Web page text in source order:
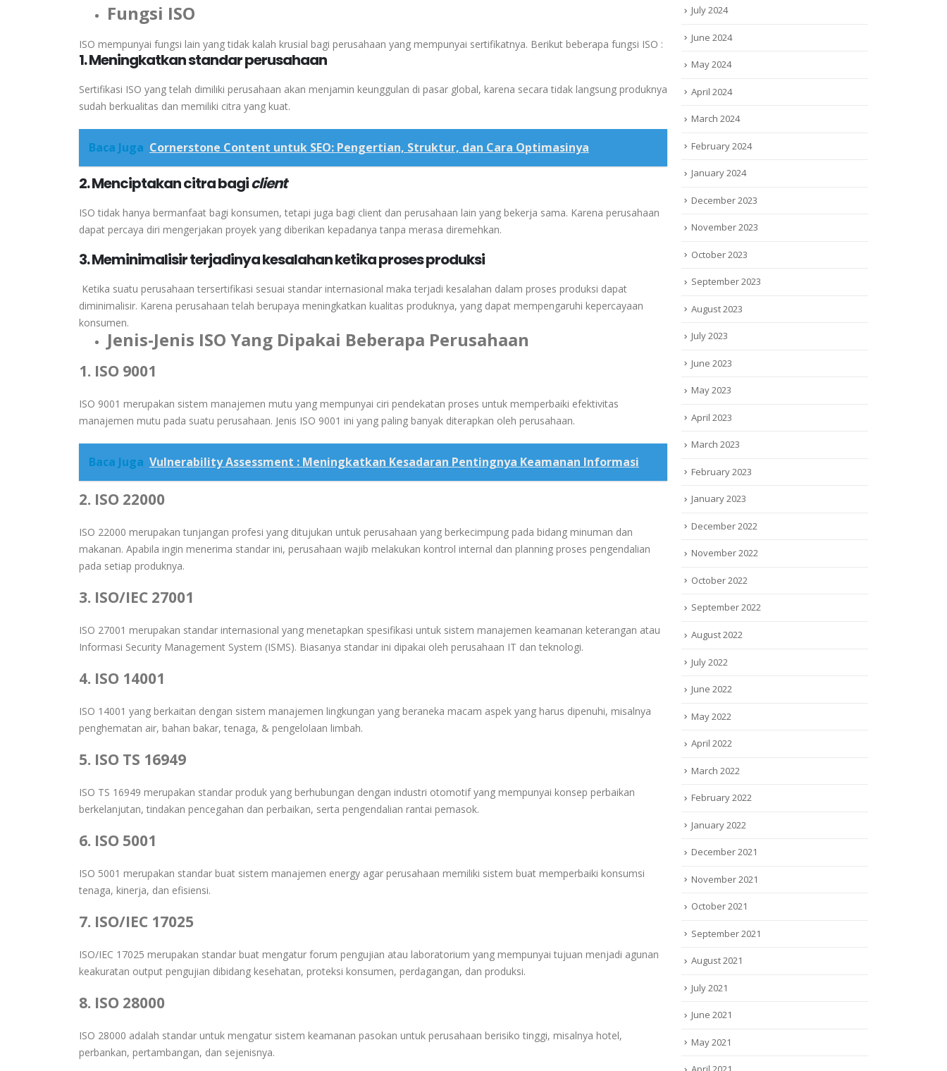
Fungsi ISO
ISO mempunyai fungsi lain yang tidak kalah krusial bagi perusahaan yang mempunyai sertifikatnya. Berikut beberapa fungsi ISO :
1. Meningkatkan standar perusahaan
Sertifikasi ISO yang telah dimiliki perusahaan akan menjamin keunggulan di pasar global, karena secara tidak langsung produknya
sudah berkualitas dan memiliki citra yang kuat.
Baca Juga Cornerstone Content untuk SEO: Pengertian, Struktur, dan Cara Optimasinya
2. Menciptakan citra bagiclient
ISO tidak hanya bermanfaat bagi konsumen, tetapi juga bagi client dan perusahaan lain yang bekerja sama. Karena perusahaan
dapat percaya diri mengerjakan proyek yang diberikan kepadanya tanpa merasa diremehkan.
3. Meminimalisir terjadinya kesalahan ketika proses produksi
Ketika suatu perusahaan tersertifikasi sesuai standar internasional maka terjadi kesalahan dalam proses produksi dapat
diminimalisir. Karena perusahaan telah berupaya meningkatkan kualitas produknya, yang dapat mempengaruhi kepercayaan
konsumen.
Jenis-Jenis ISO Yang Dipakai Beberapa Perusahaan
1. ISO 9001
ISO 9001 merupakan sistem manajemen mutu yang mempunyai ciri pendekatan proses untuk memperbaiki efektivitas
manajemen mutu pada suatu perusahaan. Jenis ISO 9001 ini yang paling banyak diterapkan oleh perusahaan.
Baca Juga Vulnerability Assessment : Meningkatkan Kesadaran Pentingnya Keamanan Informasi
2. ISO 22000
ISO 22000 merupakan tunjangan profesi yang ditujukan untuk perusahaan yang berkecimpung pada bidang minuman dan
makanan. Apabila ingin menerima standar ini, perusahaan wajib melakukan kontrol internal dan planning proses pengendalian
pada setiap produknya.
3. ISO/IEC 27001
ISO 27001 merupakan standar internasional yang menetapkan spesifikasi untuk sistem manajemen keamanan keterangan atau
Informasi Security Management System (ISMS). Biasanya standar ini dipakai oleh perusahaan IT dan teknologi.
4. ISO 14001
ISO 14001 yang berkaitan dengan sistem manajemen lingkungan yang beraneka macam aspek yang harus dipenuhi, misalnya
penghematan air, bahan bakar, tenaga, & pengelolaan limbah.
5. ISO TS 16949
ISO TS 16949 merupakan standar produk yang berhubungan dengan industri otomotif yang mempunyai konsep perbaikan
berkelanjutan, tindakan pencegahan dan perbaikan, serta pengendalian rantai pemasok.
6. ISO 5001
ISO 5001 merupakan standar buat sistem manajemen energy agar perusahaan memiliki sistem buat memperbaiki konsumsi
tenaga, kinerja, dan efisiensi.
7. ISO/IEC 17025
ISO/IEC 17025 merupakan standar buat mengatur forum pengujian atau laboratorium yang mempunyai tujuan menjadi agunan
keakuratan output pengujian dibidang kesehatan, proteksi konsumen, perdagangan, dan produksi.
8. ISO 28000
ISO 28000 adalah standar untuk mengatur sistem keamanan pasokan untuk perusahaan berisiko tinggi, misalnya hotel,
perbankan, pertambangan, dan sejenisnya.
July 2024
June 2024
May 2024
April 2024
March 2024
February 2024
January 2024
December 2023
November 2023
October 2023
September 2023
August 2023
July 2023
June 2023
May 2023
April 2023
March 2023
February 2023
January 2023
December 2022
November 2022
October 2022
September 2022
August 2022
July 2022
June 2022
May 2022
April 2022
March 2022
February 2022
January 2022
December 2021
November 2021
October 2021
September 2021
August 2021
July 2021
June 2021
May 2021